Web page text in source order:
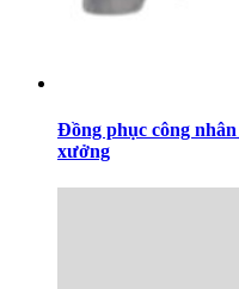
Đồng phục công
xưởng